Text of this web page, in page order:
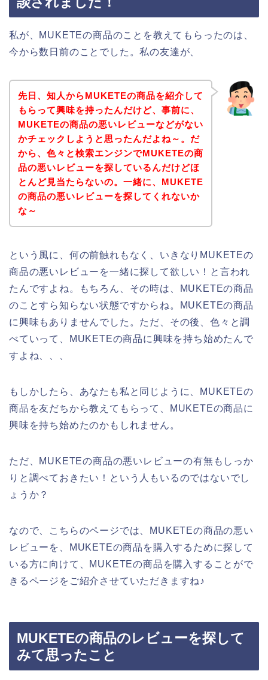
私が、MUKETEの商品のことを教えてもらったのは、
今から数日前のことでした。私の友達が、
先日、知人からMUKETEの商品を紹介して
もらって興味を持ったんだけど、事前に、
MUKETEの商品の悪いレビューなどがない
かチェックしようと思ったんだよね～。だ
から、色々と検索エンジンでMUKETEの商
品の悪いレビューを探しているんだけどほ
とんど見当たらないの。一緒に、MUKETE
の商品の悪いレビューを探してくれないか
な～
という風に、何の前触れもなく、いきなりMUKETEの
商品の悪いレビューを一緒に探して欲しい！と言われ
たんですよね。もちろん、その時は、MUKETEの商品
のことすら知らない状態ですからね。MUKETEの商品
に興味もありませんでした。ただ、その後、色々と調
べていって、MUKETEの商品に興味を持ち始めたんで
すよね、、、
もしかしたら、あなたも私と同じように、MUKETEの
商品を友だちから教えてもらって、MUKETEの商品に
興味を持ち始めたのかもしれません。
ただ、MUKETEの商品の悪いレビューの有無もしっか
りと調べておきたい！という人もいるのではないでし
ょうか？
なので、こちらのページでは、MUKETEの商品の悪い
レビューを、MUKETEの商品を購入するために探して
いる方に向けて、MUKETEの商品を購入することがで
きるページをご紹介させていただきますね♪
MUKETEの商品のレビューを探して
みて思ったこと